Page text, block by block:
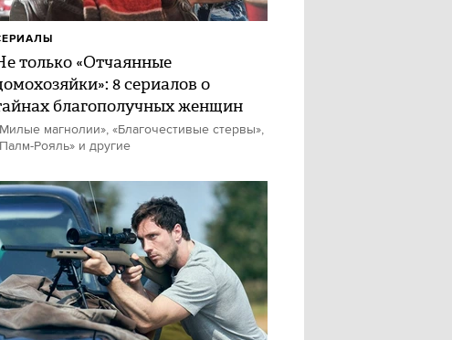
только «Отчаянные
8 сериалов о
благополучных женщин
магнолии», «Благочестивые стервы»,
Рояль» и другие